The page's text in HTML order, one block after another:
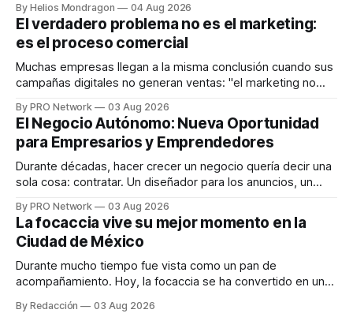
dispositivos inteligentes, inteligencia artificial y monitoreo
en tiempo real para ayudar a las personas a tomar mejores
decisiones sobre su salud metabólica. Su propuesta busca
responder
By Helios Mondragon 04 Aug 2026
El verdadero problema no es el marketing:
es el proceso comercial
Muchas empresas llegan a la misma conclusión cuando sus
campañas digitales no generan ventas: "el marketing no
INTERIUS, el problema suele estar en otro lugar. Durante
una entrevista para el podcast SER PRO, el especialista en
marketing digital explicó que
By PRO Network 03 Aug 2026
El Negocio Autónomo: Nueva Oportunidad
para Empresarios y Emprendedores
Durante décadas, hacer crecer un negocio quería decir una
sola cosa: contratar. Un diseñador para los anuncios, un
para los textos, alguien que supiera de publicidad digital
para encontrar prospectos, un vendedor para atender
llamadas y mensajes, y —con suerte— una persona
By PRO Network 03 Aug 2026
La focaccia vive su mejor momento en la
Ciudad de México
Durante mucho tiempo fue vista como un pan de
acompañamiento. Hoy, la focaccia se ha convertido en uno
artesanal, ingredientes de calidad y experiencias que
By Redacción 03 Aug 2026